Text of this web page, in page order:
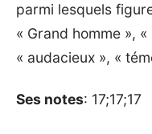
parmi lesquels
« Grand homme »,
« audacieux », «
Ses notes: 17;17;17